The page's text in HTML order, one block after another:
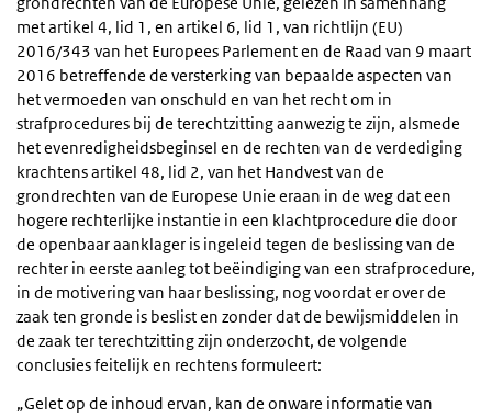
met artikel 4, lid 1, en artikel 6, lid 1, van richtlijn (EU)
2016/343 van het Europees Parlement en de Raad van 9 maart
2016 betreffende de versterking van bepaalde aspecten van
het vermoeden van onschuld en van het recht om in
strafprocedures bij de terechtzitting aanwezig te zijn, alsmede
het evenredigheidsbeginsel en de rechten van de verdediging
krachtens artikel 48, lid 2, van het Handvest van de
grondrechten van de Europese Unie eraan in de weg dat een
hogere rechterlijke instantie in een klachtprocedure die door
de openbaar aanklager is ingeleid tegen de beslissing van de
rechter in eerste aanleg tot beëindiging van een strafprocedure,
in de motivering van haar beslissing, nog voordat er over de
zaak ten gronde is beslist en zonder dat de bewijsmiddelen in
de zaak ter terechtzitting zijn onderzocht, de volgende
conclusies feitelijk en rechtens formuleert:
„Gelet op de inhoud ervan, kan de onware informatie van